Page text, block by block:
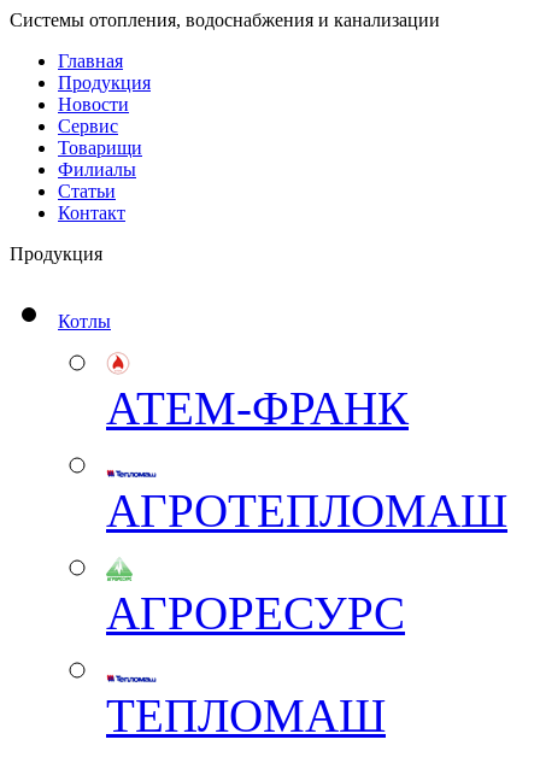
Системы отопления, водоснабжения и канализации
Главная
Продукция
Новости
Сервис
Товарищи
Филиалы
Статьи
Контакт
Продукция
Котлы
АТЕМ-ФРАНК
АГРОТЕПЛОМАШ
АГРОРЕСУРС
ТЕПЛОМАШ